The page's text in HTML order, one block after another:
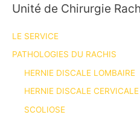
Unité de Chirurgie
LE SERVICE
PATHOLOGIES DU RACHIS
HERNIE DISCALE LOMBAIRE
HERNIE DISCALE CERVICALE
SCOLIOSE